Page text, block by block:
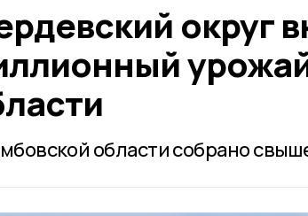
округ
области собрано